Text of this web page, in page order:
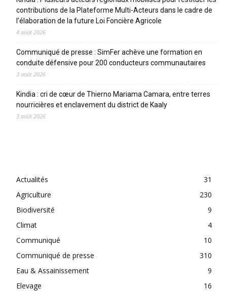
contributions de la Plateforme Multi-Acteurs dans le cadre de
l’élaboration de la future Loi Foncière Agricole
4 août 2026
Communiqué de presse : SimFer achève une formation en
conduite défensive pour 200 conducteurs communautaires
3 août 2026
Kindia : cri de cœur de Thierno Mariama Camara, entre terres
nourricières et enclavement du district de Kaaly
3 août 2026
Actualités
31
Agriculture
230
Biodiversité
9
Climat
4
Communiqué
10
Communiqué de presse
310
Eau & Assainissement
9
Elevage
16